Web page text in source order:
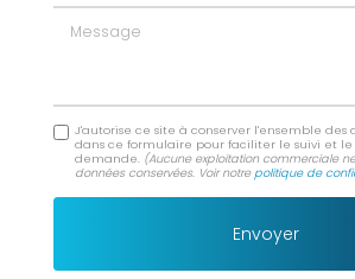
Message
J'autorise ce site à conserver l'ensemble des
dans ce formulaire pour faciliter le suivi et
demande. (Aucune exploitation commerciale
données conservées. Voir notrepolitique de